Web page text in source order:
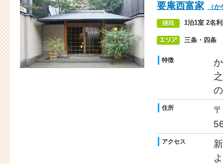
要庵西富家 （
1泊1室 2名
三条・四条
特徴
住所
アクセス